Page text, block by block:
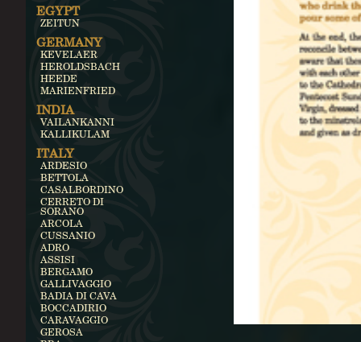
EGYPT
ZEITUN
GERMANY
KEVELAER
HEROLDSBACH
HEEDE
MARIENFRIED
INDIA
VAILANKANNI
KALLIKULAM
ITALY
ARDESIO
BETTOLA
CASALBORDINO
CERRETO DI
SORANO
ARCOLA
CUSSANIO
ADRO
ASSISI
BERGAMO
GALLIVAGGIO
BADIA DI CAVA
BOCCADIRIO
CARAVAGGIO
GEROSA